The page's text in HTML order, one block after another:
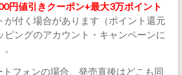
円値引きクーポン+最大3万ポイント
が付く場合があります（ポイント還元
ピングのアカウント・キャンペーンに
フォンの場合、発売直後はどこも同